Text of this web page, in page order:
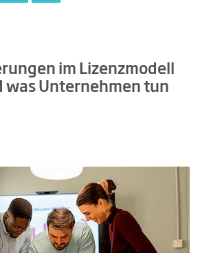
im Lizenzmodell
was Unternehmen tun